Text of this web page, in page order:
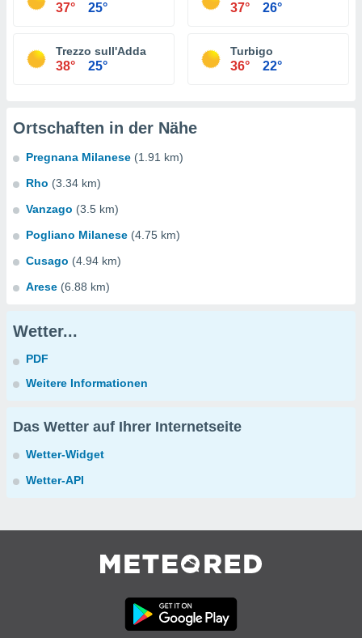
37° 25° 37° 26°
Trezzo sull'Adda
38° 25°
Turbigo
36° 22°
Ortschaften in der Nähe
Pregnana Milanese (1.91 km)
Rho (3.34 km)
Vanzago (3.5 km)
Pogliano Milanese (4.75 km)
Cusago (4.94 km)
Arese (6.88 km)
Wetter...
PDF
Weitere Informationen
Das Wetter auf Ihrer Internetseite
Wetter-Widget
Wetter-API